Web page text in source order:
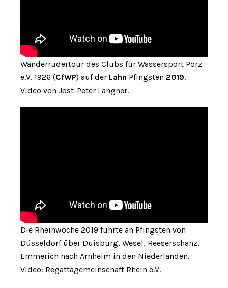
Wanderrudertour des Clubs für Wassersport Porz
e.V. 1926 (CfWP) auf der Lahn Pfingsten 2019.
Video von Jost-Peter Langner.
Die Rheinwoche 2019 führte an Pfingsten von
Düsseldorf über Duisburg, Wesel, Reeserschanz,
Emmerich nach Arnheim in den Niederlanden.
Video: Regattagemeinschaft Rhein e.V.